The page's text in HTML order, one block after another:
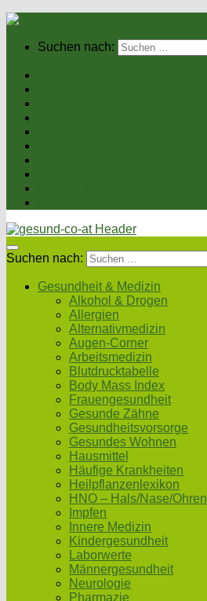
Suchen nach:
Suchen nach:
Gesundheit & Medizin
Alkohol & Drogen
Allergien
Alternativmedizin
Augen-Corner
Arbeitsmedizin
Blutdrucktabelle
Body Mass Index
Frauengesundheit
Gesunde Zähne
Gesundheitsvorsorge
Gesundes Wohnen
Hausmittel
Häufige Krankheiten
Heilpflanzenlexikon
HNO – Hals/Nase/Ohren
Impfen
Innere Medizin
Kindergesundheit
Laborwerte
Männergesundheit
Neurologie
Pharmazie